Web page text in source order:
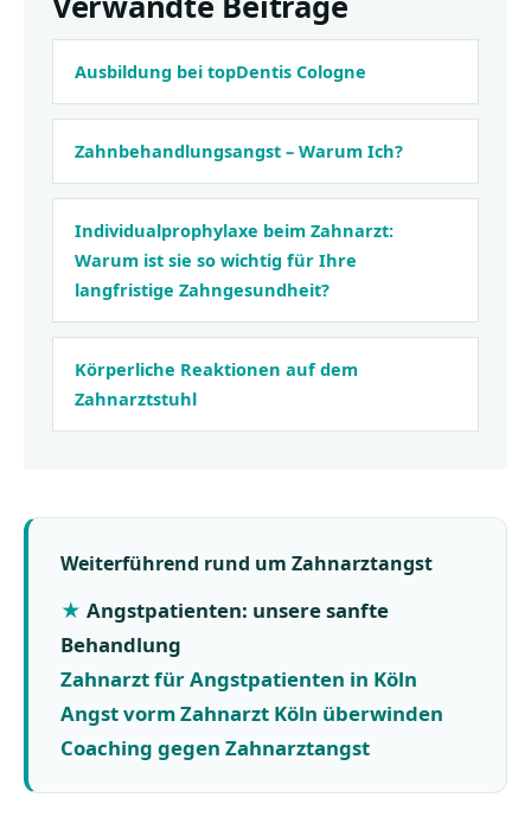
Ausbildung bei topDentis Cologne
Zahnbehandlungs­angst – Warum Ich?
Individualprophylaxe beim Zahnarzt:
Warum ist sie so wichtig für Ihre
langfristige Zahngesundheit?
Körperliche Reaktionen auf dem
Zahnarztstuhl
Weiterführend rund um Zahnarztangst
Angstpatienten: unsere sanfte
Behandlung
Zahnarzt für Angstpatienten in Köln
Angst vorm Zahnarzt Köln überwinden
Coaching gegen Zahnarztangst